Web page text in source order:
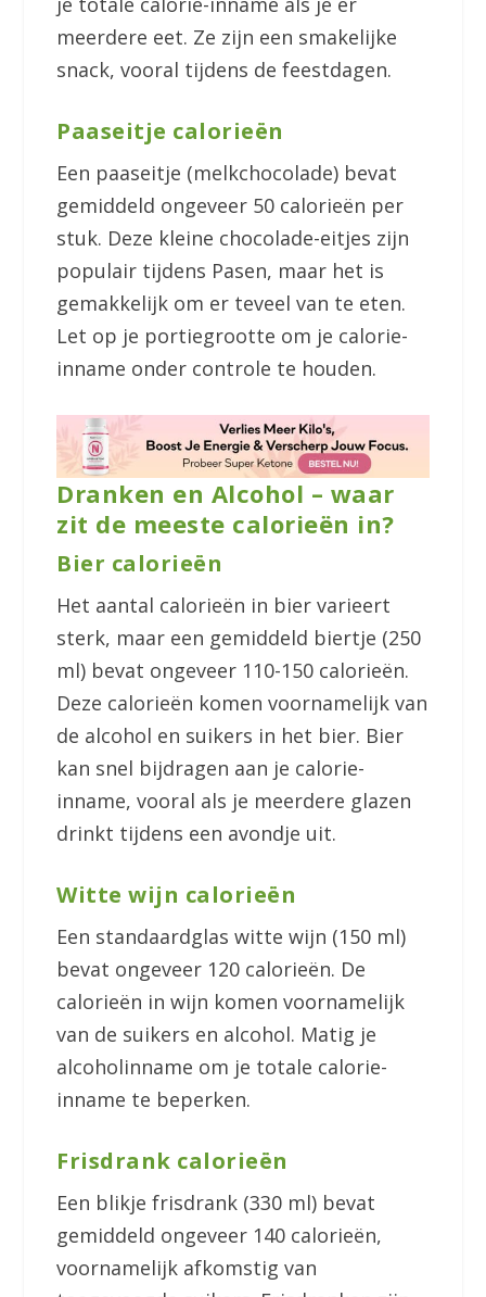
meerdere eet. Ze zijn een smakelijke
snack, vooral tijdens de feestdagen.
Paaseitje calorieën
Een paaseitje (melkchocolade) bevat
gemiddeld ongeveer 50 calorieën per
stuk. Deze kleine chocolade-eitjes zijn
populair tijdens Pasen, maar het is
gemakkelijk om er teveel van te eten.
Let op je portiegrootte om je calorie-
inname onder controle te houden.
Dranken en Alcohol – waar
zit de meeste calorieën in?
Bier calorieën
Het aantal calorieën in bier varieert
sterk, maar een gemiddeld biertje (250
ml) bevat ongeveer 110-150 calorieën.
Deze calorieën komen voornamelijk van
de alcohol en suikers in het bier. Bier
kan snel bijdragen aan je calorie-
inname, vooral als je meerdere glazen
drinkt tijdens een avondje uit.
Witte wijn calorieën
Een standaardglas witte wijn (150 ml)
bevat ongeveer 120 calorieën. De
calorieën in wijn komen voornamelijk
van de suikers en alcohol. Matig je
alcoholinname om je totale calorie-
inname te beperken.
Frisdrank calorieën
Een blikje frisdrank (330 ml) bevat
gemiddeld ongeveer 140 calorieën,
voornamelijk afkomstig van